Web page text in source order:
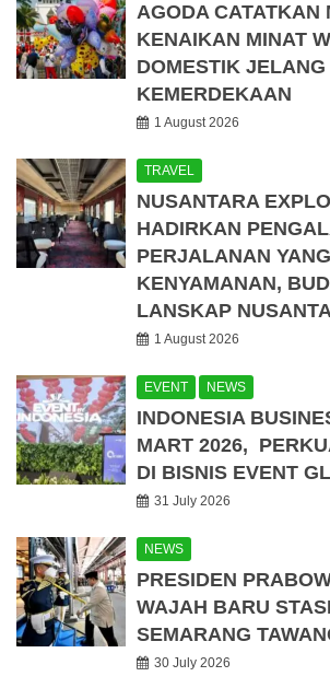
AGODA CATATKAN
KENAIKAN MINAT
DOMESTIK
KEMERDEKAAN
1 August 2026
TRAVEL
NUSANTARA
HADIRKAN
PERJALANAN
KENYAMANAN,
LANSKAP
1 August 2026
EVENT NEWS
INDONESIA
MART 2026,
DI BISNIS EVENT
31 July 2026
NEWS
PRESIDEN
WAJAH BARU
SEMARANG
30 July 2026